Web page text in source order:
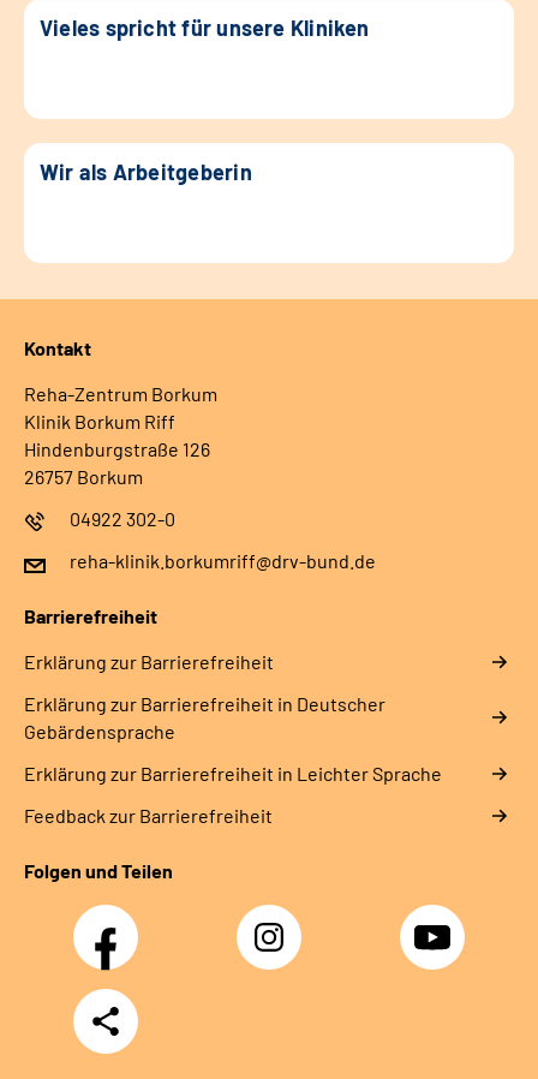
Vieles spricht für unsere Kliniken
Wir als Arbeitgeberin
Kontakt
Reha-Zentrum Borkum
Klinik Borkum Riff
Hindenburgstraße 126
26757 Borkum
04922 302-0
reha-klinik.borkumriff@drv-bund.de
Barrierefreiheit
Erklärung zur Barrierefreiheit
Erklärung zur Barrierefreiheit in Deutscher
Gebärdensprache
Erklärung zur Barrierefreiheit in Leichter Sprache
Feedback zur Barrierefreiheit
Folgen und Teilen
Facebook Instagram YouTube
Teilen